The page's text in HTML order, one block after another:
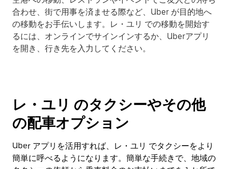
合わせ、街で用事を済ませる際など、Uber が目的地へ
の移動をお手伝いします。レ・ユリ での移動を開始す
るには、オンラインでサインインするか、Uberアプリ
を開き、行き先を入力してください。
レ・ユリ のタクシーやその他
の配車オプション
Uber アプリを活用すれば、レ・ユリ でタクシーをより
簡単に呼べるようになります。簡単な手続きで、地域の